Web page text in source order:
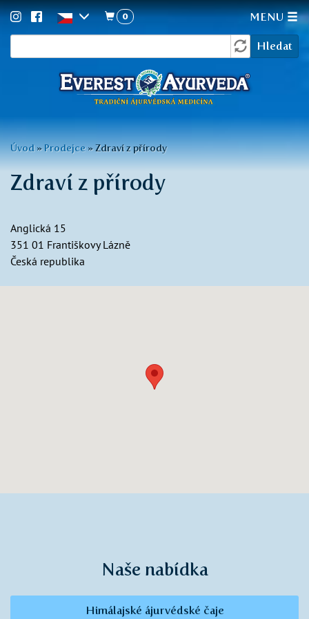
Hledat
0 MENU
Jste
zde
Úvod »Prodejce »Zdraví z přírody
Zdraví z přírody
Anglická 15
351 01 Františkovy Lázně
Česká republika
Naše nabídka
Himálajské ájurvédské čaje